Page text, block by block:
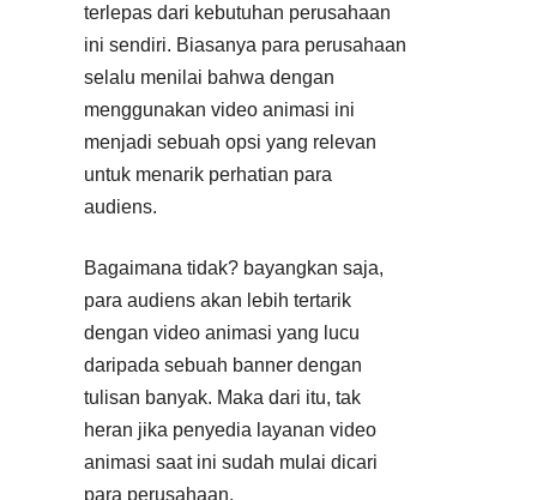
terlepas dari kebutuhan perusahaan
ini sendiri. Biasanya para perusahaan
selalu menilai bahwa dengan
menggunakan video animasi ini
menjadi sebuah opsi yang relevan
untuk menarik perhatian para
audiens.
Bagaimana tidak? bayangkan saja,
para audiens akan lebih tertarik
dengan video animasi yang lucu
daripada sebuah banner dengan
tulisan banyak. Maka dari itu, tak
heran jika penyedia layanan video
animasi saat ini sudah mulai dicari
para perusahaan.